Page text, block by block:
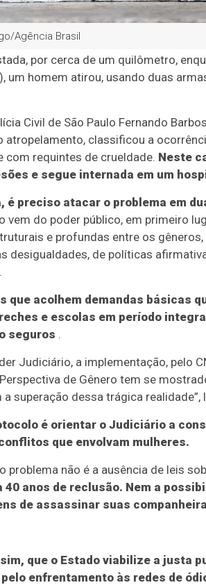
Agência Brasil
por cerca de um quilômetro,
um homem atirou, usando duas
Civil de São Paulo Fernando
atropelamento, classificou a
com requintes de crueldade. Neste
e segue internada em um
é preciso atacar o problema em
vem do poder público, em primeiro
e profundas entre os
desigualdades, de políticas
que acolhem demandas básicas
e escolas em período
seguros .
Judiciário, a implementação, pelo
de Gênero tem se
superação dessa trágica realidade”,
é orientar o Judiciário a
que envolvam mulheres.
problema não é a ausência de leis
40 anos de reclusão. Nem a
de assassinar suas
que o Estado viabilize a justa
enfrentamento às redes de